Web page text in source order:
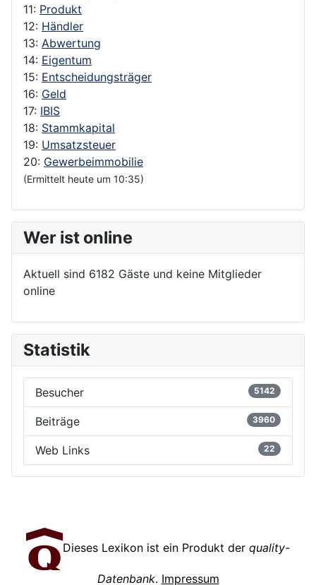
11: Produkt
12: Händler
13: Abwertung
14: Eigentum
15: Entscheidungsträger
16: Geld
17: IBIS
18: Stammkapital
19: Umsatzsteuer
20: Gewerbeimmobilie
(Ermittelt heute um 10:35)
Wer ist online
Aktuell sind 6182 Gäste und keine Mitglieder
online
Statistik
Besucher 5142
Beiträge 3960
Web Links 22
Dieses Lexikon ist ein Produkt der quality-
Datenbank. Impressum